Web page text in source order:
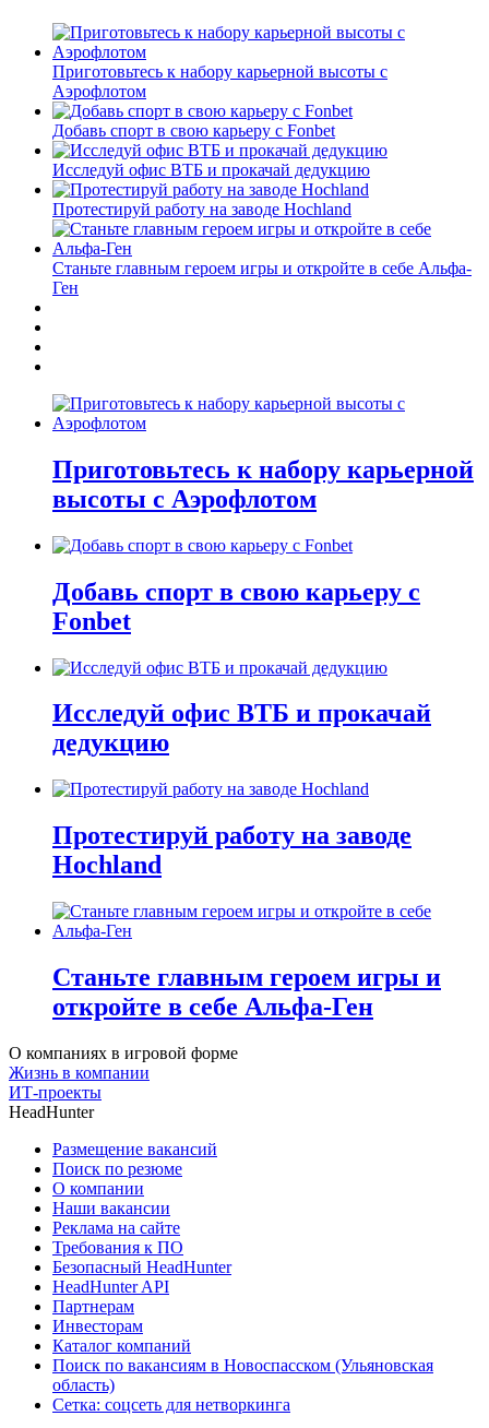
Приготовьтесь к набору карьерной высоты с
Аэрофлотом
Добавь спорт в свою карьеру с Fonbet
Исследуй офис ВТБ и прокачай дедукцию
Протестируй работу на заводе Hochland
Станьте главным героем игры и откройте в себе Альфа-
Ген
Приготовьтесь к набору карьерной
высоты с Аэрофлотом
Добавь спорт в свою карьеру с
Fonbet
Исследуй офис ВТБ и прокачай
дедукцию
Протестируй работу на заводе
Hochland
Станьте главным героем игры и
откройте в себе Альфа-Ген
О компаниях в игровой форме
Жизнь в компании
ИТ-проекты
HeadHunter
Размещение вакансий
Поиск по резюме
О компании
Наши вакансии
Реклама на сайте
Требования к ПО
Безопасный HeadHunter
HeadHunter API
Партнерам
Инвесторам
Каталог компаний
Поиск по вакансиям в Новоспасском (Ульяновская
область)
Сетка: соцсеть для нетворкинга